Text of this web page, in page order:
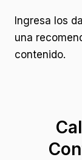
Ingresa los
una
contenido.